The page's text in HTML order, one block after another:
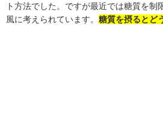
ト方法でした。ですが最近では糖質を制
風に考えられています。 糖質を摂るとど